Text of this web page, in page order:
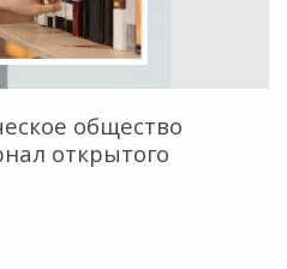
общество
открытого